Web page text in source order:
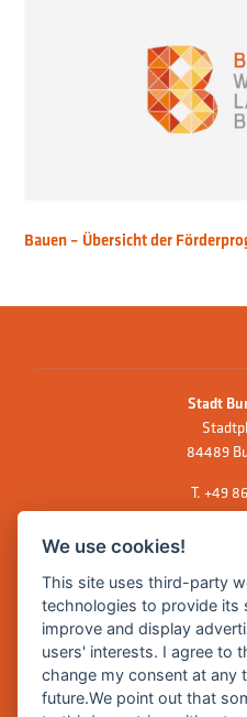
Bauen – Übersicht der
Stadt
84489
T. +49
E Mail:
Zentrale Webseite
We use cookies!
This site uses third-party
technologies to provide its
improve and display
users' interests. I agree to
change my consent at any
future.We point out that